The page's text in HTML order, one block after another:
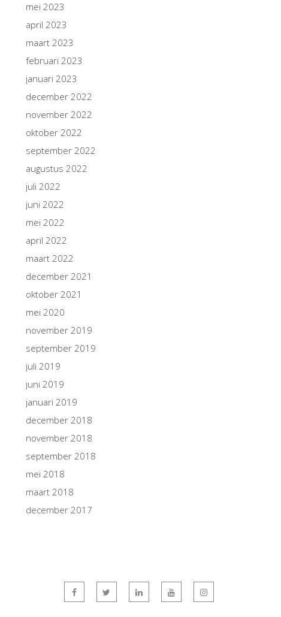
mei 2023
april 2023
maart 2023
februari 2023
januari 2023
december 2022
november 2022
oktober 2022
september 2022
augustus 2022
juli 2022
juni 2022
mei 2022
april 2022
maart 2022
december 2021
oktober 2021
mei 2020
november 2019
september 2019
juli 2019
juni 2019
januari 2019
december 2018
november 2018
september 2018
mei 2018
maart 2018
december 2017